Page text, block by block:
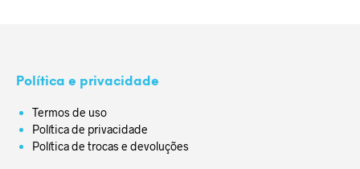
Política e privacidade
Termos de uso
Política de privacidade
Política de trocas e devoluções